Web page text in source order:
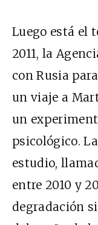
Luego está el
2011, la
con Rusia
un viaje a
un
psicológico.
estudio,
entre 2010 y
degradación